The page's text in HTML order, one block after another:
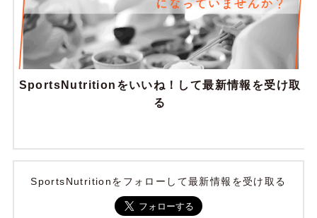
SportsNutritionをいいね！して最新情報を受け取
る
SportsNutritionをフォローして最新情報を受け取る